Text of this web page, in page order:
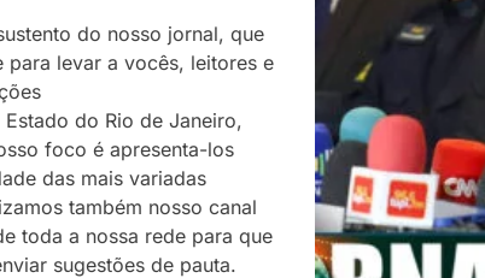
do nosso jornal, que
para levar a vocês, leitores e
do Rio de Janeiro,
foco é apresenta-los
das mais variadas
também nosso canal
toda a nossa rede para que
sugestões de pauta.